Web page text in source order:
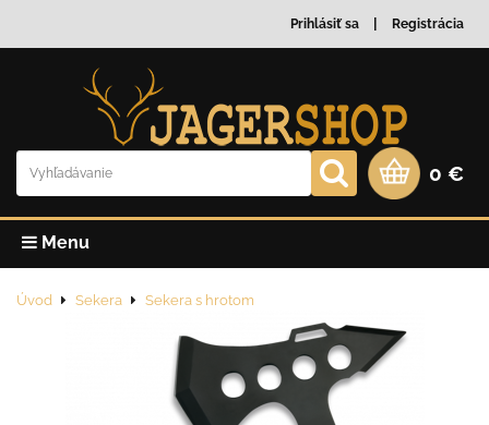
Prihlásiť sa Registrácia
0 €
Menu
Úvod Sekera Sekera s hrotom